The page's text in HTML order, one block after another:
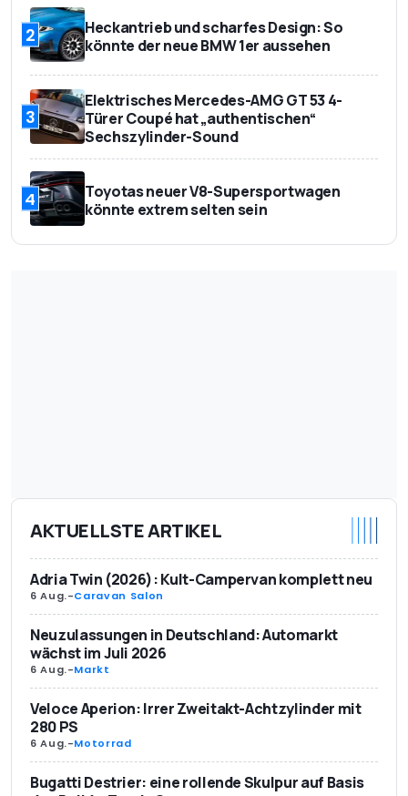
2
Heckantrieb und scharfes Design: So
könnte der neue BMW 1er aussehen
3
Elektrisches Mercedes-AMG GT 53 4-
Türer Coupé hat „authentischen“
Sechszylinder-Sound
4
Toyotas neuer V8-Supersportwagen
könnte extrem selten sein
AKTUELLSTE ARTIKEL
Adria Twin (2026): Kult-Campervan komplett neu
6 Aug.-Caravan Salon
Neuzulassungen in Deutschland: Automarkt
wächst im Juli 2026
6 Aug.-Markt
Veloce Aperion: Irrer Zweitakt-Achtzylinder mit
280 PS
6 Aug.-Motorrad
Bugatti Destrier: eine rollende Skulpur auf Basis